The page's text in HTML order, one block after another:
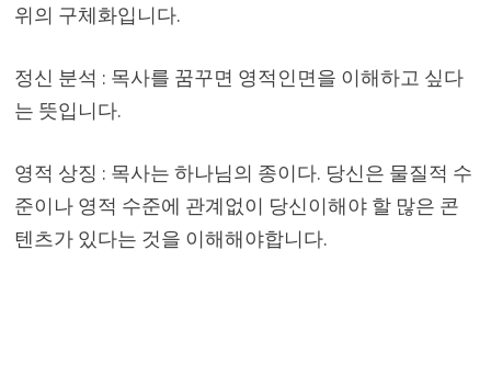
위의 구체화입니다.
정신 분석 : 목사를 꿈꾸면 영적인면을 이해하고 싶다
는 뜻입니다.
영적 상징 : 목사는 하나님의 종이다. 당신은 물질적 수
준이나 영적 수준에 관계없이 당신이해야 할 많은 콘
텐츠가 있다는 것을 이해해야합니다.